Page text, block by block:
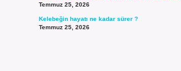
Temmuz 25, 2026
Kelebeğin hayatı ne kadar sürer ?
Temmuz 25, 2026